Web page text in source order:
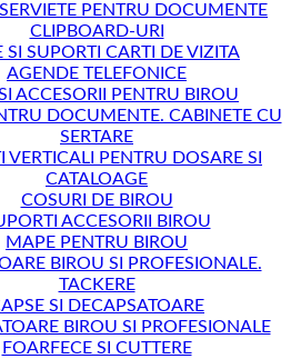
PENTRU DOCUMENTE
CLIPBOARD-URI
SI SUPORTI CARTI DE VIZITA
AGENDE TELEFONICE
ACCESORII PENTRU BIROU
DOCUMENTE. CABINETE CU
SERTARE
VERTICALI PENTRU DOSARE SI
CATALOAGE
COSURI DE BIROU
ACCESORII BIROU
MAPE PENTRU BIROU
BIROU SI PROFESIONALE.
TACKERE
SI DECAPSATOARE
BIROU SI PROFESIONALE
FOARFECE SI CUTTERE